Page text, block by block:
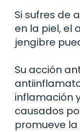
Si sufres de
en la piel, el
jengibre
Su acción
inflamación
causados
promueve